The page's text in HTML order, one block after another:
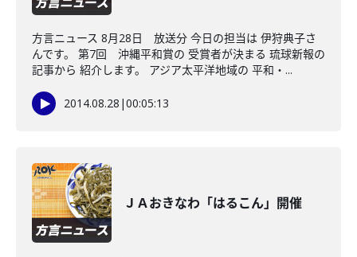
方言ニュース 8月28日 放送分 今日の担当は 伊狩典子さ
んです。 第7回 沖縄平和賞の 受賞者が決まる 琉球新報の
記事から 紹介します。 アジア太平洋地域の 平和・...
2014.08.28 |00:05:13
ＪＡおきなわ「はるこん」開催